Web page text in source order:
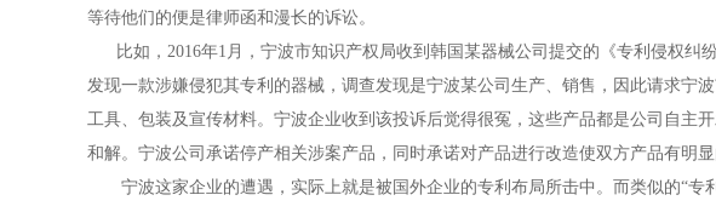
等待他们的便是律师函和漫长的诉讼。
比如，2016年1月，宁波市知识产权局收到韩国某器械公司提交的《专利侵权纠
发现一款涉嫌侵犯其专利的器械，调查发现是宁波某公司生产、销售，因此请求宁
工具、包装及宣传材料。宁波企业收到该投诉后觉得很冤，这些产品都是公司自主
和解。宁波公司承诺停产相关涉案产品，同时承诺对产品进行改造使双方产品有明显
宁波这家企业的遭遇，实际上就是被国外企业的专利布局所击中。而类似的“专